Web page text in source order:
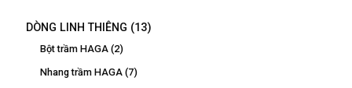
DÒNG LINH THIÊNG (13)
Bột trầm HAGA (2)
Nhang trầm HAGA (7)